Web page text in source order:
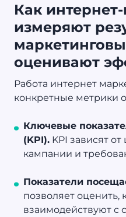
Как
измеряют
оценивают
Работа интернет
конкретные метрики
Ключевые
(KPI). KPI зависят
кампании и
Показатели
позволяет оценить,
взаимодействуют с